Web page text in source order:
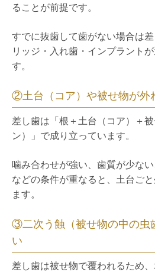
ることが前提です。
すでに抜歯して歯がない場合は
リッジ・入れ歯・インプラント
す。
②土台（コア）や被せ物が外
差し歯は「根＋土台（コア）＋
ン）」で成り立っています。
噛み合わせが強い、歯質が少な
などの条件が重なると、土台ご
ます。
③二次う蝕（被せ物の中の虫
い
差し歯は被せ物で覆われるため、